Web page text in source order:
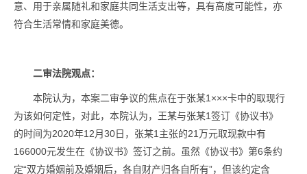
意、用于亲属随礼和家庭共同生活支出等，具有高度可能性，亦
符合生活常情和家庭美德。
二审法院观点：
本院认为，本案二审争议的焦点在于张某1×××卡中的取现行
为该如何定性，对此，本院认为，王某与张某1签订《协议书》
的时间为2020年12月30日，张某1主张的21万元取现款中有
166000元发生在《协议书》签订之前。虽然《协议书》第6条约
定“双方婚姻前及婚姻后，各自财产归各自所有”，但该约定含